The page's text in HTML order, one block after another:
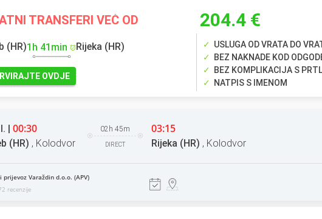
TRANSFERI VEĆ OD 204.4 €
(HR)1h 41min Rijeka (HR)
OVDJE
USLUGA OD VRATA DO
BEZ NAKNADE KOD
BEZ KOMPLIKACIJA S
NATPIS S IMENOM
| 00:30
(HR) , Kolodvor
02h 45m
DIRECT
03:15
Rijeka (HR) , Kolodvor
prijevoz Varaždin d.o.o. (APV)
recenzije